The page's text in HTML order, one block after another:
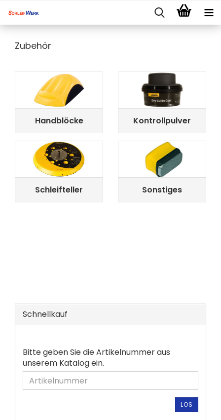
Zubehör
Handblöcke Kontrollpulver
Schleifteller Sonstiges
Schnellkauf
BITTE
GEBEN
SIE
DIE
Bitte geben Sie die Artikelnummer aus
unserem Katalog ein.
LOS